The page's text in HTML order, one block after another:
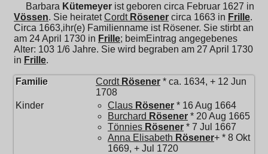
Barbara Kütemeyer ist geboren circa Februar 1627 in
Vössen. Sie heiratetCordt Rösener circa 1663 in Frille.
Circa 1663,ihr(e) Familienname ist Rösener. Sie stirbt an
am 24 April 1730 in Frille; beimEintrag angegebenes
Alter: 103 1/6 Jahre. Sie wird begraben am 27 April 1730
in Frille.
Familie Cordt Rösener * ca. 1634, + 12 Jun
1708
Kinder
Claus Rösener * 16 Aug 1664
Burchard Rösener * 20 Aug 1665
Tönnies Rösener * 7 Jul 1667
Anna Elisabeth Rösener+ * 8 Okt
1669, + Jul 1720